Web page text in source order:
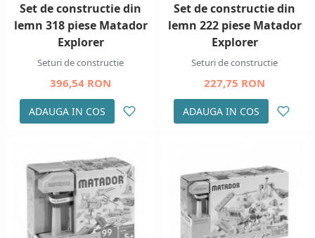
Set de constructie din
lemn 318 piese Matador
Explorer
Seturi de constructie
396,54 RON
ADAUGA IN COS
Set de constructie din
lemn 222 piese Matador
Explorer
Seturi de constructie
227,75 RON
ADAUGA IN COS